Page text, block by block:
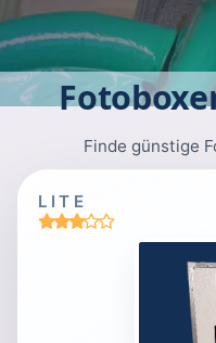
Finde günstige
LITE